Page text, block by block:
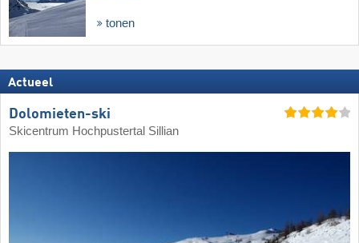
tonen
Actueel
Dolomieten-ski
Skicentrum Hochpustertal Sillian